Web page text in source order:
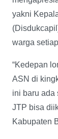
yakni
warga
“Kedepan
ASN di
ini baru ada
JTP bisa
Kabupaten